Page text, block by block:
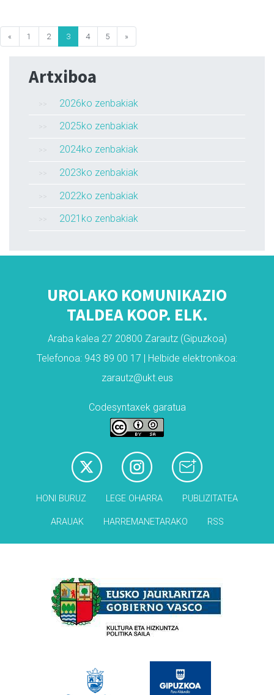
« 1 2 3 4 5 »
Artxiboa
2026ko zenbakiak
2025ko zenbakiak
2024ko zenbakiak
2023ko zenbakiak
2022ko zenbakiak
2021ko zenbakiak
UROLAKO KOMUNIKAZIO
TALDEA KOOP. ELK.
Araba kalea 27 20800 Zarautz (Gipuzkoa)
Telefonoa: 943 89 00 17 | Helbide elektronikoa:
zarautz@ukt.eus
Codesyntaxek garatua
HONI BURUZ LEGE OHARRA PUBLIZITATEA
ARAUAK HARREMANETARAKO RSS